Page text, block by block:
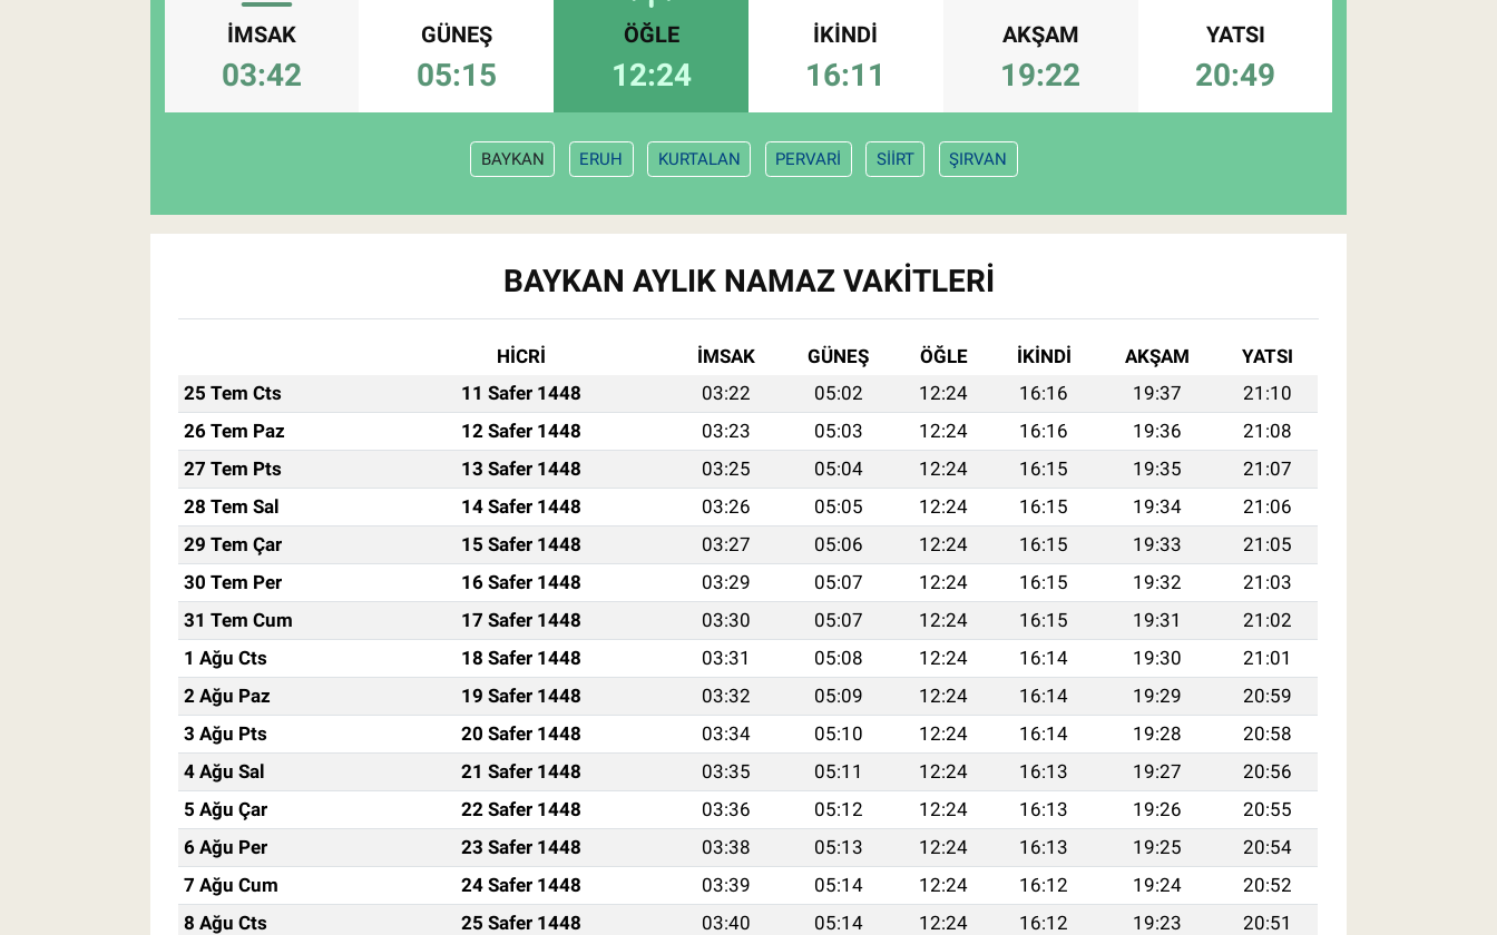
İMSAK
03:42
GÜNEŞ
05:15
ÖĞLE
12:24
İKINDI
16:11
AKŞAM
19:22
YATSI
20:49
BAYKAN ERUH KURTALAN PERVARİ SİİRT ŞIRVAN
BAYKAN AYLIK NAMAZ VAKITLERI
HİCRİ İMSAK GÜNEŞ ÖĞLE İKINDI AKŞAM
YATSI
25 Tem Cts
11 Safer 1448 03:22 05:02 12:24 16:16 19:37
21:10
26 Tem Paz
12 Safer 1448 03:23 05:03 12:24 16:16 19:36
21:08
27 Tem Pts
13 Safer 1448 03:25 05:04 12:24 16:15 19:35
21:07
28 Tem Sal
14 Safer 1448 03:26 05:05 12:24 16:15 19:34
21:06
29 Tem Çar
15 Safer 1448 03:27 05:06 12:24 16:15 19:33
21:05
30 Tem Per
16 Safer 1448 03:29 05:07 12:24 16:15 19:32
21:03
31 Tem Cum
17 Safer 1448 03:30 05:07 12:24 16:15 19:31
21:02
1 Ağu Cts
18 Safer 1448 03:31 05:08 12:24 16:14 19:30
21:01
2 Ağu Paz
19 Safer 1448 03:32 05:09 12:24 16:14 19:29
20:59
3 Ağu Pts
20 Safer 1448 03:34 05:10 12:24 16:14 19:28
20:58
4 Ağu Sal
21 Safer 1448 03:35 05:11 12:24 16:13 19:27
20:56
5 Ağu Çar
22 Safer 1448 03:36 05:12 12:24 16:13 19:26
20:55
6 Ağu Per
23 Safer 1448 03:38 05:13 12:24 16:13 19:25
20:54
7 Ağu Cum
24 Safer 1448 03:39 05:14 12:24 16:12 19:24
20:52
8 Ağu Cts
25 Safer 1448 03:40 05:14 12:24 16:12 19:23
20:51
Yetiştirici Soruyor
Üretici Birlikleri
Şeker ve Şekerli Mamüller
Tahıllar ve Baklagiller